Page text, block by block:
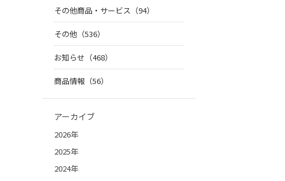
その他商品・サービス（94）
その他（536）
お知らせ（468）
商品情報（56）
アーカイブ
2026年
2025年
2024年